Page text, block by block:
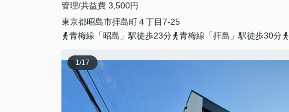
管理/共益費 3,500円
東京都昭島市拝島町４丁目7-25
青梅線「昭島」駅徒歩23分
青梅線「拝島」駅徒歩30分
1/17